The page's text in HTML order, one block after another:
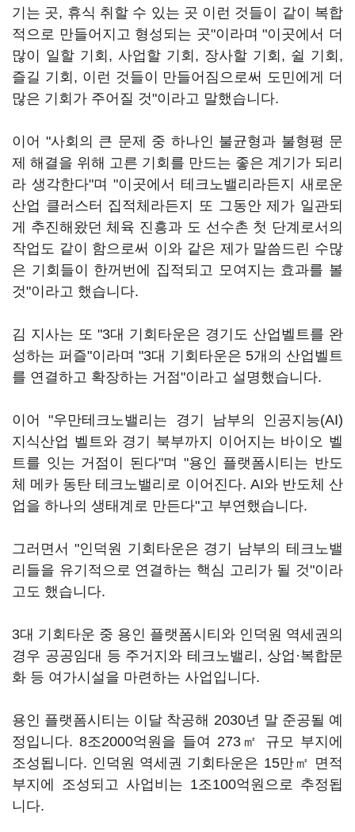
기는 곳, 휴식 취할 수 있는 곳 이런 것들이 같이 복합
적으로 만들어지고 형성되는 곳"이라며 "이곳에서 더
많이 일할 기회, 사업할 기회, 장사할 기회, 쉴 기회,
즐길 기회, 이런 것들이 만들어짐으로써 도민에게 더
많은 기회가 주어질 것"이라고 말했습니다.
이어 "사회의 큰 문제 중 하나인 불균형과 불형평 문
제 해결을 위해 고른 기회를 만드는 좋은 계기가 되리
라 생각한다"며 "이곳에서 테크노밸리라든지 새로운
산업 클러스터 집적체라든지 또 그동안 제가 일관되
게 추진해왔던 체육 진흥과 도 선수촌 첫 단계로서의
작업도 같이 함으로써 이와 같은 제가 말씀드린 수많
은 기회들이 한꺼번에 집적되고 모여지는 효과를 볼
것"이라고 했습니다.
김 지사는 또 "3대 기회타운은 경기도 산업벨트를 완
성하는 퍼즐"이라며 "3대 기회타운은 5개의 산업벨트
를 연결하고 확장하는 거점"이라고 설명했습니다.
이어 "우만테크노밸리는 경기 남부의 인공지능(AI)
지식산업 벨트와 경기 북부까지 이어지는 바이오 벨
트를 잇는 거점이 된다"며 "용인 플랫폼시티는 반도
체 메카 동탄 테크노밸리로 이어진다. AI와 반도체 산
업을 하나의 생태계로 만든다"고 부연했습니다.
그러면서 "인덕원 기회타운은 경기 남부의 테크노밸
리들을 유기적으로 연결하는 핵심 고리가 될 것"이라
고도 했습니다.
3대 기회타운 중 용인 플랫폼시티와 인덕원 역세권의
경우 공공임대 등 주거지와 테크노밸리, 상업·복합문
화 등 여가시설을 마련하는 사업입니다.
용인 플랫폼시티는 이달 착공해 2030년 말 준공될 예
정입니다. 8조2000억원을 들여 273㎡ 규모 부지에
조성됩니다. 인덕원 역세권 기회타운은 15만㎡ 면적
부지에 조성되고 사업비는 1조100억원으로 추정됩
니다.